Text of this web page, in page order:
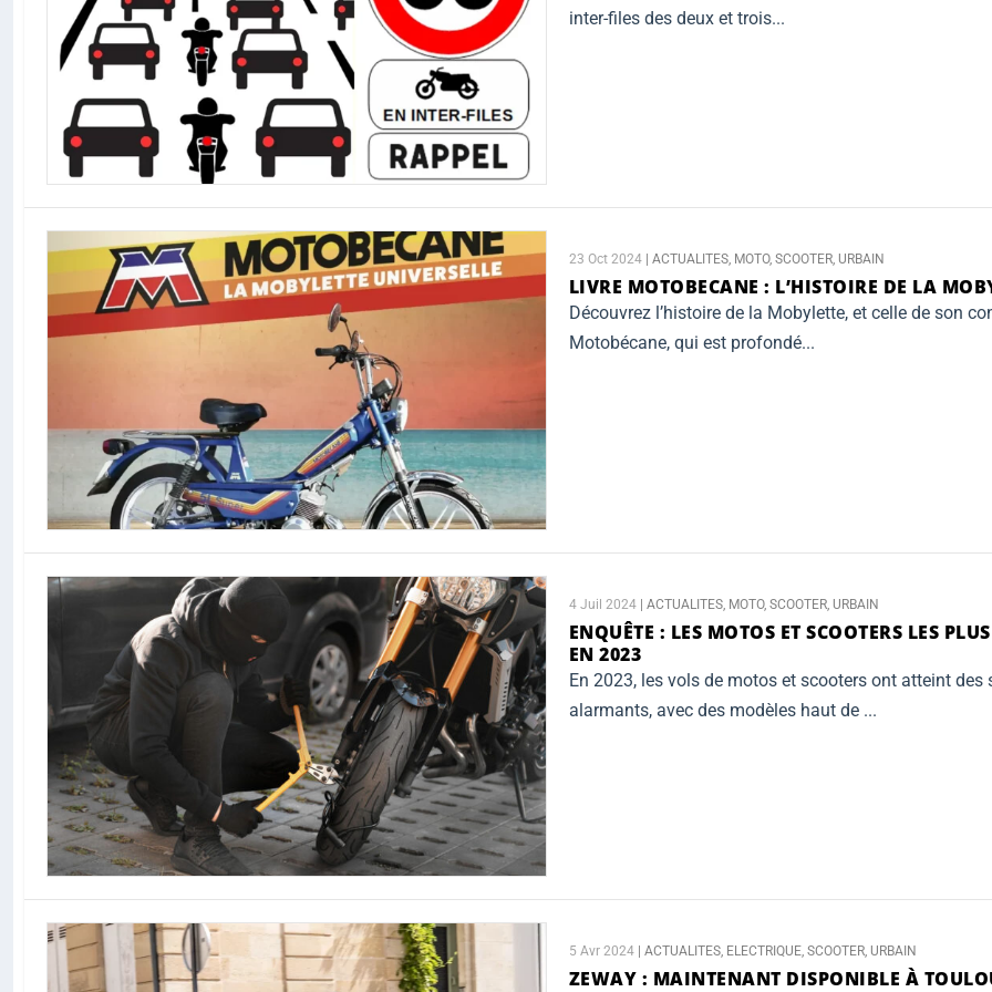
inter-files des deux et trois...
23 Oct 2024| ACTUALITES, MOTO, SCOOTER, URBAIN
LIVRE MOTOBECANE : L’HISTOIRE DE LA
Découvrez l’histoire de la Mobylette, et celle de son
Motobécane, qui est profondé...
4 Juil 2024| ACTUALITES, MOTO, SCOOTER, URBAIN
ENQUÊTE : LES MOTOS ET SCOOTERS LES
EN 2023
En 2023, les vols de motos et scooters ont atteint des
alarmants, avec des modèles haut de ...
5 Avr 2024| ACTUALITES, ELECTRIQUE, SCOOTER, URBAIN
ZEWAY : MAINTENANT DISPONIBLE À